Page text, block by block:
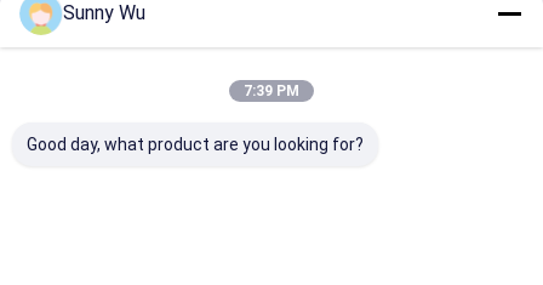
Sunny Wu
7:39 PM
Good day, what product are you looking for?